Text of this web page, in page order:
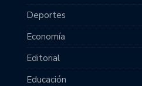
Deportes
Economía
Editorial
Educación